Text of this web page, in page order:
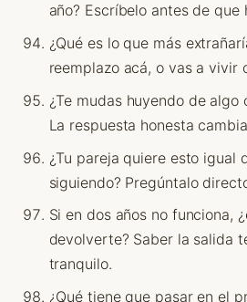
año? Escríbelo antes de que
¿Qué es lo que más
reemplazo acá, o vas a vivir
¿Te mudas huyendo de algo
La respuesta honesta
¿Tu pareja quiere esto igual
siguiendo? Pregúntalo
Si en dos años no funciona,
devolverte? Saber la salida
tranquilo.
¿Qué tiene que pasar en el